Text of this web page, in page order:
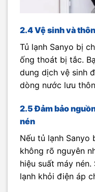
2.4 Vệ sinh và
Tủ lạnh Sanyo bị
ống thoát bị tắc.
dung dịch vệ sinh
dòng nước lưu
2.5 Đảm bảo
nén
Nếu tủ lạnh Sanyo
không rõ nguyên
hiệu suất máy
lạnh khỏi điện áp